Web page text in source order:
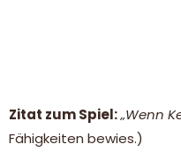
Zitat zum Spiel:„Wenn
Fähigkeiten bewies.)